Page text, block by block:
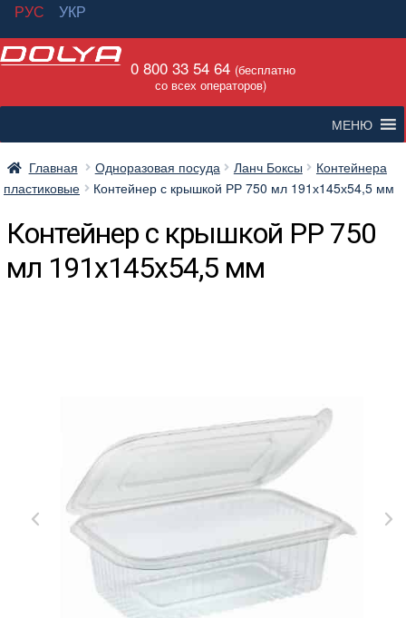
РУС
УКР
Перейти
навигации
Перейти
содержимому
0 800 33 54 64 (бесплатно
со всех операторов)
МЕНЮ
Главная Одноразовая посуда Ланч Боксы
Контейнера
пластиковые
Контейнер с крышкой РР 750 мл 191х145х54,5 мм
Контейнер с крышкой РР 750
мл 191х145х54,5 мм